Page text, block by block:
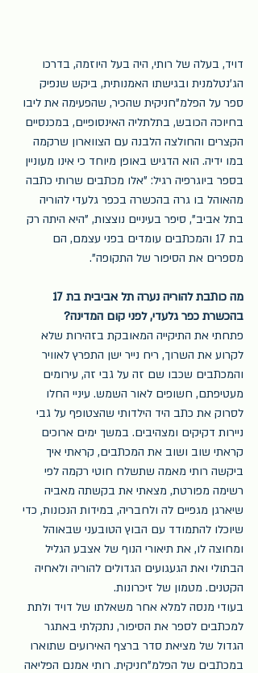
דויד, בעלה של רותי, היה בעל היוזמה, בדרכו
הג'נטלמנית ובגישתו האמנותית, ביקש שנפיק
ספר על הפלמ"חניקית שהכיר, שהפעימה את ליבו
בחיוכה הכובש, בתלתליה האינסופיים, במכנסיים
הקצרים והחולצה הלבנה עם הצווארון שרקמה
במו ידיה. הוא הדגיש באופן מיוחד כי אינו מעוניין
בספר ביוגרפיה רגיל: "אלו מכתבים שרותי כתבה
מהאוהל בו גרה בהכשרה בכפר גלעדי להוריה
בתל אביב", סיפר בעיניים נוצצות, "היא היתה רק
בת 17 והמכתבים עומדים בפני עצמם, הם
מספרים את הסיפור של התקופה".
בהכשרת כפר גלעדי, לפני קום המדינה?
פתחתי את התיקייה המאובקת בזהירות שלא
לקרוע את השרוך, ריח נייר ישן התפרץ לאוויר
והמכתבים שכבו שם זה על גבי זה, עירומים
מעטיפתם, חשופים לאור השמש. עיניי החלו
לסרוק את כתב היד הילדותי שהצטופף על גבי
ניירות דקיקים ומצהיבים. במשך ימים ארוכים
קראתי שוב ושוב את המכתבים, קראתי איך
ביקשה רותי מאמה שתשלח חוטי רקמה לפי
רשימה מפורטת, מצאתי את בקשתה מאביה
שיארגן מגפיים לה ולחבריה, במידות הנכונות, כדי
שיוכלו להתמודד עם הבוץ הטובעני שבאוהל
ומחוצה לו, את תיאורי הנוף של אצבע הגליל
הבתולי ואת הגעגועים הגדולים להוריה ולאחיה
הקטנים. מטמון של זיכרונות.
בעודי מנסה למלא אחר משאלתו של דויד ולתת
למכתבים לספר את הסיפור, נתקלתי באתגר
הגדול של מציאת סדר ברצף האירועים שתוארו
במכתבים של הפלמ"חניקית. רותי אמנם הפליאה